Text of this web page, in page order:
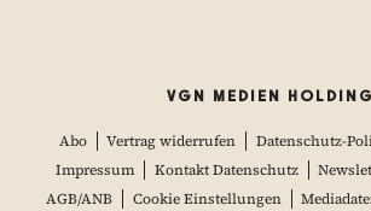
VGN MEDIEN HOLDING
Abo Vertrag widerrufen Datenschutz-
Impressum
Kontakt Datenschutz
AGB/ANB
Cookie Einstellungen